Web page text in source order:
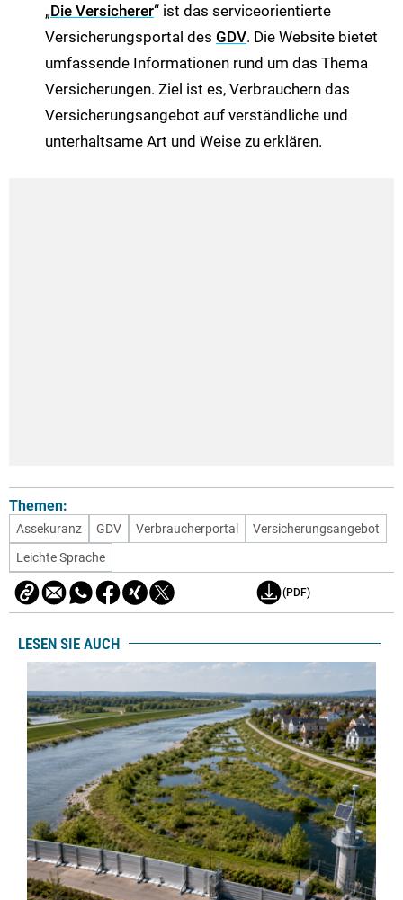
„Die Versicherer“ ist das serviceorientierte
Versicherungsportal des GDV. Die Website bietet
umfassende Informationen rund um das Thema
Versicherungen. Ziel ist es, Verbrauchern das
Versicherungsangebot auf verständliche und
unterhaltsame Art und Weise zu erklären.
Themen:
Assekuranz GDV Verbraucherportal
Versicherungsangebot
Leichte Sprache
(PDF)
LESEN SIE AUCH